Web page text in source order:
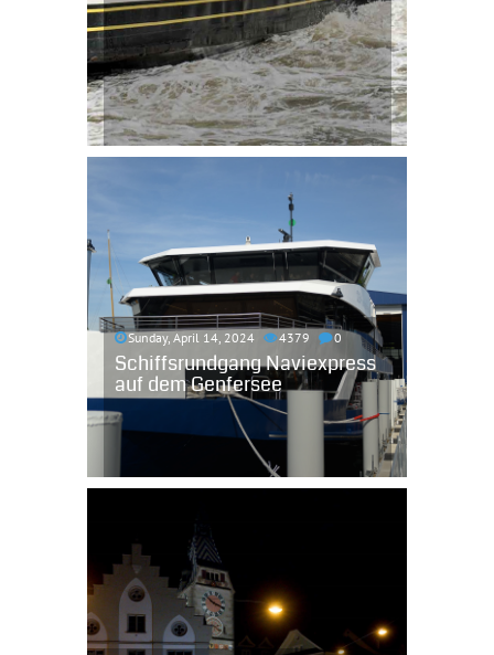
Sunday, April 14, 2024 4379 0
Schiffsrundgang Naviexpress
auf dem Genfersee